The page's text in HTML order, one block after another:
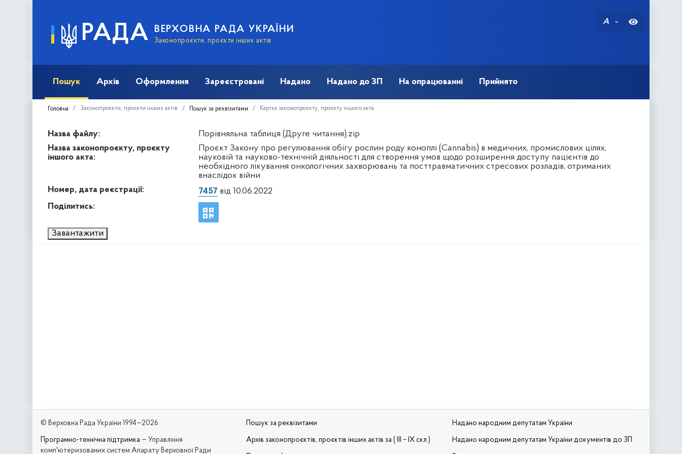
РАДА ВЕРХОВНА РАДА УКРАЇНИ
Законопроєкти, проєкти інших актів
A
Пошук Архів Оформлення Зареєстровані Надано Надано до ЗП На опрацюванні Прийнято
Головна Законопроєкти, проєкти інших актів Пошук за реквізитами Картка законопроєкту, проєкту іншого акта
Назва файлу:
Порівняльна таблиця (Друге читання).zip
Назва законопроєкту, проєкту
іншого акта:
Проєкт Закону про регулювання обігу рослин роду коноплі (Cannabis) в медичних, промислових цілях,
науковій та науково-технічній діяльності для створення умов щодо розширення доступу пацієнтів до
необхідного лікування онкологічних захворювань та посттравматичних стресових розладів, отриманих
внаслідок війни
Номер, дата реєстрації:
7457 від 10.06.2022
Поділитись:
Завантажити
© Верховна Рада України 1994—2026
Програмно-технічна підтримка — Управління
комп'ютеризованих систем Апарату Верховної Ради
Пошук за реквізитами
Архів законопроєктів, проєктів інших актів за ( III – IX скл.)
Надано народним депутатам України
Надано народним депутатам України документів до ЗП